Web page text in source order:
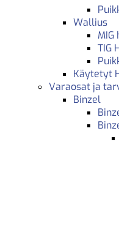
Wallius
TIG
Käytetyt
Varaosat ja
Binzel